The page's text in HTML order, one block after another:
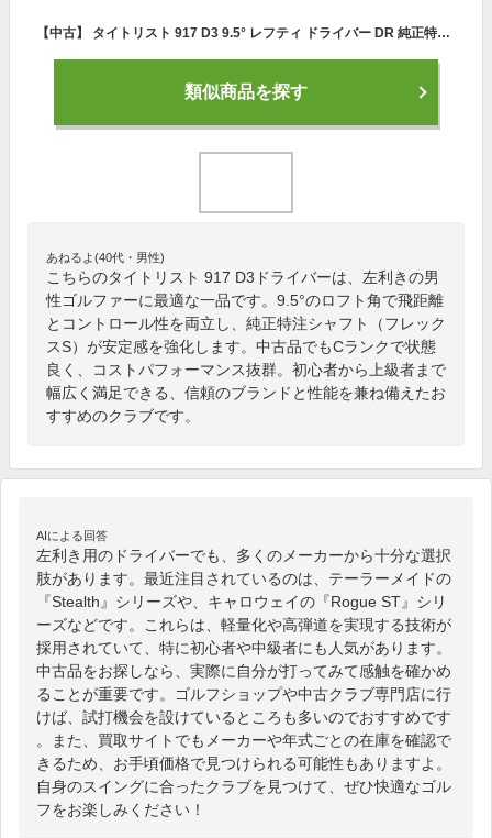
【中古】 タイトリスト 917 D3 9.5° レフティ ドライバー DR 純正特注シャフト (フレックスS) メンズ 男性用 左利き レフティ 左用 Cランク ゴルフクラブ
類似商品を探す
あねるよ(40代・男性)
こちらのタイトリスト 917 D3ドライバーは、左利きの男
性ゴルファーに最適な一品です。9.5°のロフト角で飛距離
とコントロール性を両立し、純正特注シャフト（フレック
スS）が安定感を強化します。中古品でもCランクで状態
良く、コストパフォーマンス抜群。初心者から上級者まで
幅広く満足できる、信頼のブランドと性能を兼ね備えたお
すすめのクラブです。
AIによる回答
左利き用のドライバーでも、多くのメーカーから十分な選択
肢があります。最近注目されているのは、テーラーメイドの
『Stealth』シリーズや、キャロウェイの『Rogue ST』シリ
ーズなどです。これらは、軽量化や高弾道を実現する技術が
採用されていて、特に初心者や中級者にも人気があります。
中古品をお探しなら、実際に自分が打ってみて感触を確かめ
ることが重要です。ゴルフショップや中古クラブ専門店に行
けば、試打機会を設けているところも多いのでおすすめです
。また、買取サイトでもメーカーや年式ごとの在庫を確認で
きるため、お手頃価格で見つけられる可能性もありますよ。
自身のスイングに合ったクラブを見つけて、ぜひ快適なゴル
フをお楽しみください！